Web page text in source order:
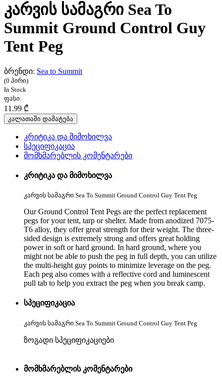
კარვის სამაგრი Sea To
Summit Ground Control Guy
Tent Peg
ბრენდი: Sea to Summit
(0 პირი)
In Stock
ფასი:
11.99 ₾
კალათაში დამატება
კრიტიკა და მიმოხილვა
სპეციფიკაცია
მომხმარებლის კომენტარები
კრიტიკა და მიმოხილვა
კარვის სამაგრი Sea To Summit Ground Control Guy Tent Peg
Our Ground Control Tent Pegs are the perfect replacement
pegs for your tent, tarp or shelter. Made from anodized 7075-
T6 alloy, they offer great strength for their weight. The three-
sided design is extremely strong and offers great holding
power in soft or hard ground. In hard ground, where you
might not be able to push the peg in full depth, you can utilize
the multi-height guy points to minimize leverage on the peg.
Each peg also comes with a reflective cord and luminescent
pull tab to help you extract the peg when you break camp.
სპეციფიკაცია
კარვის სამაგრი Sea To Summit Ground Control Guy Tent Peg
ზოგადი სპეციფიკაციები
მომხმარებლის კომენტარები